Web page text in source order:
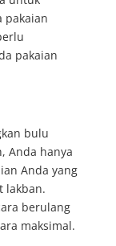
pakaian
pakaian
bulu
Anda hanya
Anda yang
lakban.
berulang
maksimal.